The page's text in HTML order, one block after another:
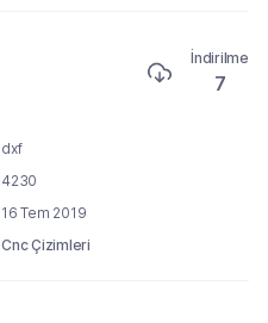
İndirilme
7
dxf
4230
16 Tem 2019
Cnc Çizimleri